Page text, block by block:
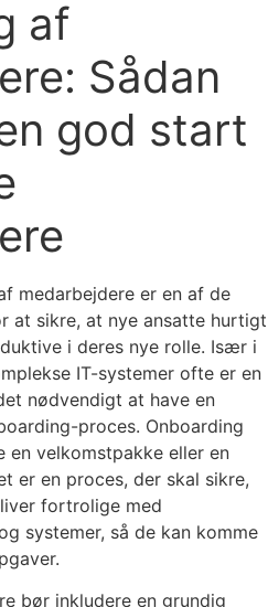
af
Sådan
god start
medarbejdere er en af de
at sikre, at nye ansatte hurtigt
i deres nye rolle. Især i
IT-systemer ofte er en
nødvendigt at have en
proces. Onboarding
en velkomstpakke eller en
er en proces, der skal sikre,
fortrolige med
systemer, så de kan komme
bør inkludere en grundig